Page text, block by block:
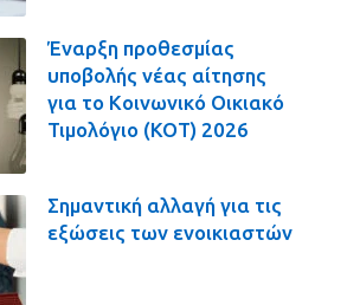
Έναρξη προθεσμίας
υποβολής νέας αίτησης
για το Κοινωνικό Οικιακό
Τιμολόγιο (ΚΟΤ) 2026
Σημαντική αλλαγή για τις
εξώσεις των ενοικιαστών